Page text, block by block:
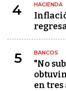
4 HACIENDA
5 BANCOS
"No
en tres